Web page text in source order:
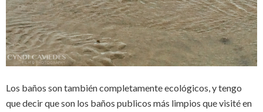
Los baños son también completamente ecológicos, y tengo
que decir que son los baños publicos más limpios que visité en